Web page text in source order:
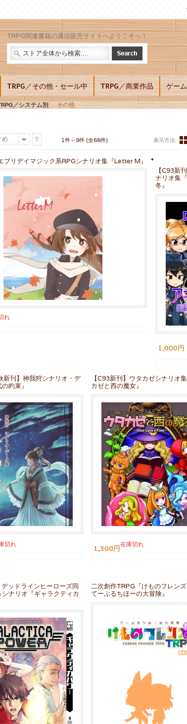
TRPG関連書籍の通信販売サイトへようこそっ！
TRPG／その他・セール中 TRPG／商業作品 ゲー
／システム別 その他
め 1件～9件 (全66件) 表示方法:
ブリデイマジック系RPGシナリオ集『Letter M』
れ
【C93新
ナリオ集
冬』
1,000円
新刊】神我狩シナリオ・デ
約束』
切れ
【C93新刊】ウタカゼシナリオ
カゼと西の魔女』
1,300円在庫切れ
デッドラインヒーローズ同
シナリオ『ギャラクティカ
二次創作TRPG『けものフレン
てーぶるちほーの大冒険』